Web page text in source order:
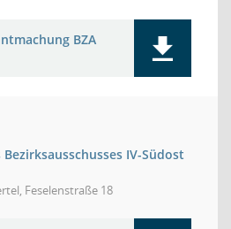
BZA
IV-Südost
Feselenstraße 18